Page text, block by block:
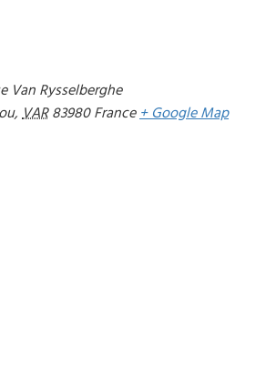
Van Rysselberghe
,VAR83980France+ Google Map